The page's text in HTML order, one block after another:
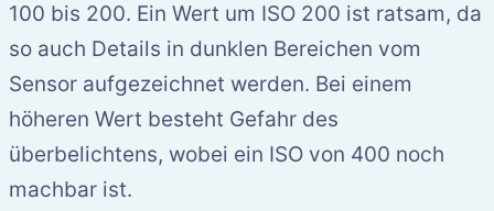
100 bis 200. Ein Wert um ISO 200 ist ratsam, da
so auch Details in dunklen Bereichen vom
Sensor aufgezeichnet werden. Bei einem
höheren Wert besteht Gefahr des
überbelichtens, wobei ein ISO von 400 noch
machbar ist.